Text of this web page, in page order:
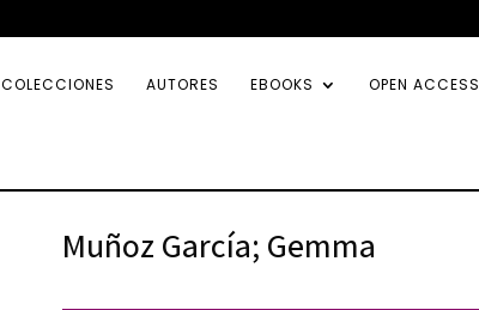
COLECCIONES AUTORES EBOOKS OPEN ACCESS
Muñoz García; Gemma